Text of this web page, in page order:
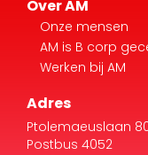
Werken bij AM
Adres
Ptolemaeuslaan 80
3502 HB Utrecht
+31 30 6097222
info@am.nl